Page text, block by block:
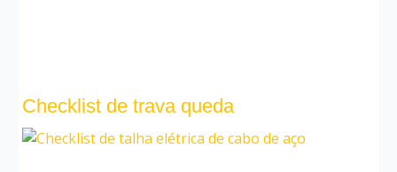
Checklist de trava queda